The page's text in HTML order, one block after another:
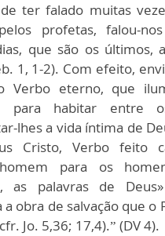
ter falado muitas
profetas, falou-
que são os últimos,
1, 1-2). Com efeito,
Verbo eterno, que
para habitar entre
lhes a vida íntima de
Cristo, Verbo feito
para os
as palavras de
a obra de salvação que o
Jo. 5,36; 17,4).” (DV 4).